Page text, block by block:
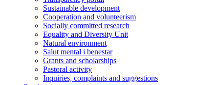
Sustainable development
Cooperation and volunteerism
Socially committed research
Equality and Diversity Unit
Natural environment
Salut mental i benestar
Grants and scholarships
Pastoral activity
Inquiries, complaints and suggestions